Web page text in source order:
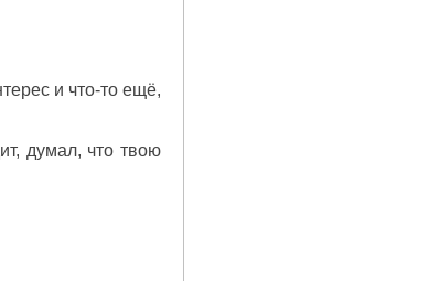
и что-то ещё,
думал, что твою